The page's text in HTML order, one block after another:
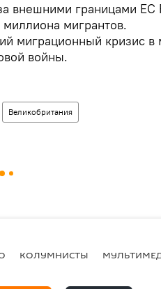
внешними границами ЕС
мигрантов.
миграционный кризис
войны.
Великобритания
КОЛУМНИСТЫ